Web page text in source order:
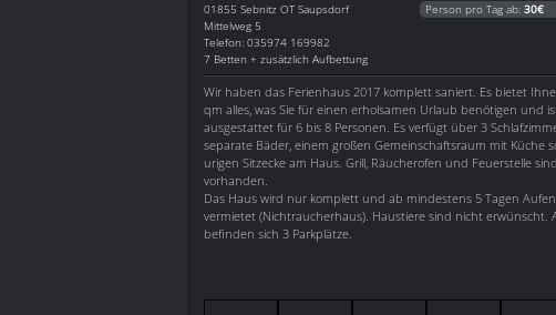
01855 Sebnitz OT Saupsdorf
Mittelweg 5
Telefon: 035974 169982
7 Betten + zusätzlich Aufbettung
Person pro Tag ab: 30€
Wir haben das Ferienhaus 2017 komplett saniert. Es bietet
qm alles, was Sie für einen erholsamen Urlaub benötigen und
ausgestattet für 6 bis 8 Personen. Es verfügt über 3
separate Bäder, einem großen Gemeinschaftsraum mit Küche
urigen Sitzecke am Haus. Grill, Räucherofen und Feuerstelle sind
vorhanden.
Das Haus wird nur komplett und ab mindestens 5 Tagen
vermietet (Nichtraucherhaus). Haustiere sind nicht erwünscht.
befinden sich 3 Parkplätze.